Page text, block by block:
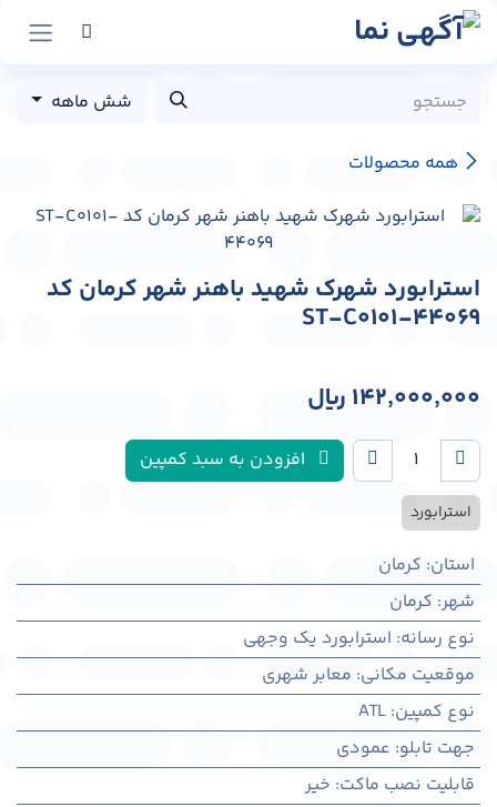
پرش به محتوا
همه محصولات
شش ماهه
استرابورد شهرک شهید باهنر شهر کرمان کد
ST-C0101-44069
142,000,000 ﷼
افزودن به سبد کمپین
استرابورد
استان: کرمان
شهر: كرمان
نوع رسانه: استرابورد یک وجهی
موقعیت مکانی: معابر شهری
نوع کمپین:
ATL
جهت تابلو: عمودی
قابلیت نصب ماکت: خیر